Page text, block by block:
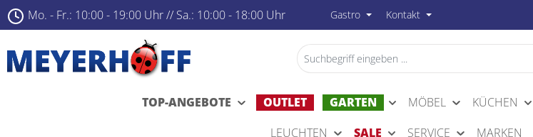
Mo. - Fr.: 10:00 - 19:00 Uhr ­// Sa.: 10:00 - 18:00 Uhr Gastro Kontakt
TOP-ANGEBOTE OUTLET GARTEN MÖBEL KÜCHEN
LEUCHTEN
SALE SERVICE MARKEN